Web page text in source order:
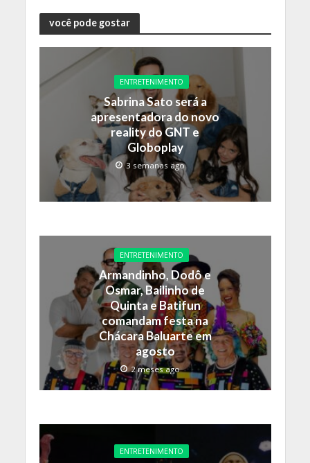
você pode gostar
ENTRETENIMENTO
Sabrina Sato será a
apresentadora do novo
reality do GNT e
Globoplay
3 semanas ago
ENTRETENIMENTO
Armandinho, Dodô e
Osmar, Bailinho de
Quinta e Batifun
comandam festa na
Chácara Baluarte em
agosto
2 meses ago
ENTRETENIMENTO